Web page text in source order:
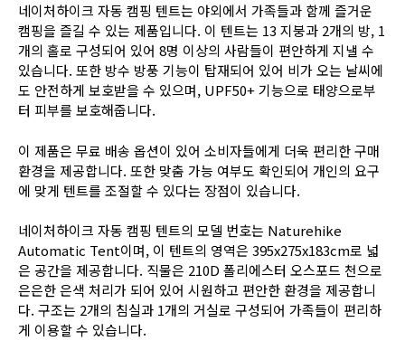
네이처하이크 자동 캠핑 텐트는 야외에서 가족들과 함께 즐거운
캠핑을 즐길 수 있는 제품입니다. 이 텐트는 13 지붕과 2개의 방, 1
개의 홀로 구성되어 있어 8명 이상의 사람들이 편안하게 지낼 수
있습니다. 또한 방수 방풍 기능이 탑재되어 있어 비가 오는 날씨에
도 안전하게 보호받을 수 있으며, UPF50+ 기능으로 태양으로부
터 피부를 보호해줍니다.
이 제품은 무료 배송 옵션이 있어 소비자들에게 더욱 편리한 구매
환경을 제공합니다. 또한 맞춤 가능 여부도 확인되어 개인의 요구
에 맞게 텐트를 조절할 수 있다는 장점이 있습니다.
네이처하이크 자동 캠핑 텐트의 모델 번호는 Naturehike
Automatic Tent이며, 이 텐트의 영역은 395x275x183cm로 넓
은 공간을 제공합니다. 직물은 210D 폴리에스터 오스포드 천으로
은은한 은색 처리가 되어 있어 시원하고 편안한 환경을 제공합니
다. 구조는 2개의 침실과 1개의 거실로 구성되어 가족들이 편리하
게 이용할 수 있습니다.